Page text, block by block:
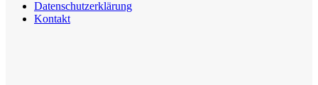
Datenschutzerklärung
Kontakt